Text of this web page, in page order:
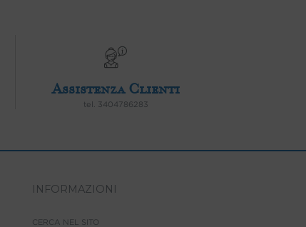
Assistenza Clienti
tel. 3404786283
INFORMAZIONI
CERCA NEL SITO